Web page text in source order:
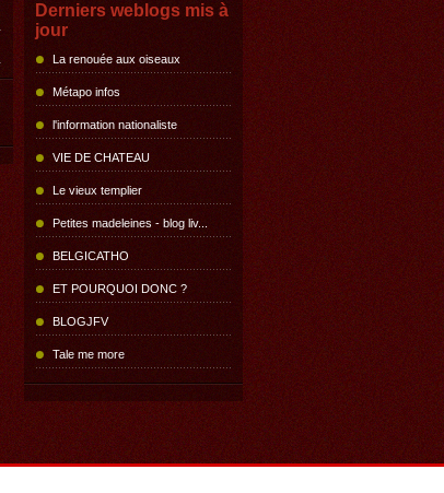
Derniers weblogs mis à
jour
La renouée aux oiseaux
Métapo infos
l'information nationaliste
VIE DE CHATEAU
Le vieux templier
Petites madeleines - blog liv...
BELGICATHO
ET POURQUOI DONC ?
BLOGJFV
Tale me more